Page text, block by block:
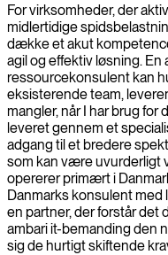
For virksomheder, der
midlertidige
dække et akut
agil og effektiv løsning. En
ressourcekonsulent kan
eksisterende team,
mangler, når I har brug
leveret gennem et
adgang til et bredere
som kan være uvurderligt
opererer primært i
Danmarks konsulent
en partner, der forstår det
ambari it-bemanding den
sig de hurtigt skiftende